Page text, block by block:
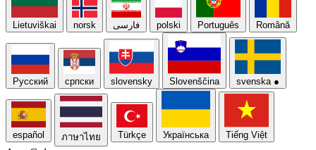
Lietuviškai norsk فارسی polski Português Română
Русский српски slovensky Slovenščina svenska ●
español ภาษาไทย Türkçe Українська Tiếng Việt